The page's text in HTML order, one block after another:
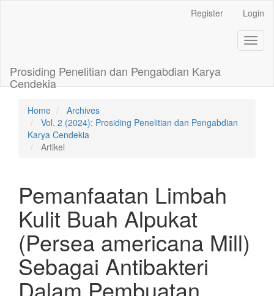
Register Login
Prosiding Penelitian dan Pengabdian Karya
Cendekia
Home
Archives
Vol. 2 (2024): Prosiding Penelitian dan Pengabdian
Karya Cendekia
Artikel
Pemanfaatan Limbah
Kulit Buah Alpukat
(Persea americana Mill)
Sebagai Antibakteri
Dalam Pembuatan